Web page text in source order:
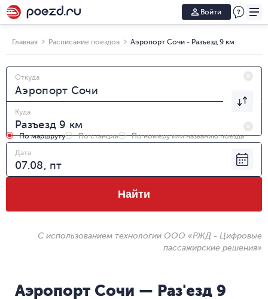
Войти
Главная Расписание поездов Аэропорт Сочи - Разъезд 9 км
Откуда
Куда
По маршруту По станции
По номеру или названию поезда
Дата
Найти
С использованием технологии ООО «РЖД - Цифровые
пассажирские решения»
Аэропорт Сочи — Раз'езд 9